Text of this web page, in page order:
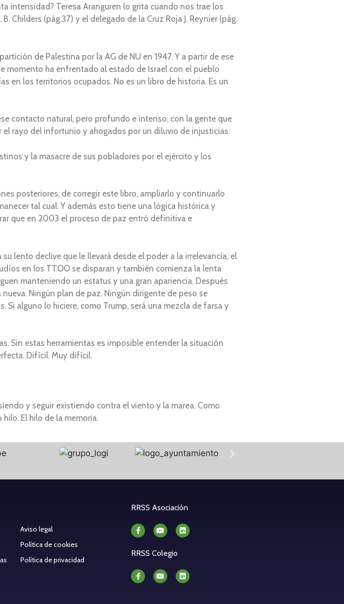
intensidad? Teresa Aranguren lo grita cuando nos trae los
(pág.37) y el delegado de la Cruz Roja J. Reynier (pág.
de Palestina por la AG de NU en 1947. Y a partir de ese
momento ha enfrentado al estado de Israel con el pueblo
en los territorios ocupados. No es un libro de historia. Es un
contacto natural, pero profundo e intenso, con la gente que
rayo del infortunio y ahogados por un diluvio de injusticias.
y la masacre de sus pobladores por el ejército y los
posteriores, de corregir este libro, ampliarlo y continuarlo
tal cual. Y además esto tiene una lógica histórica y
que en 2003 el proceso de paz entró definitiva e
lento declive que le llevará desde el poder a la irrelevancia, el
en los TTOO se disparan y también comienza la lenta
manteniendo un estatus y una gran apariencia. Después
Ningún plan de paz. Ningún dirigente de peso se
alguno lo hiciere, como Trump, será una mezcla de farsa y
Sin estas herramientas es imposible entender la situación
Difícil. Muy difícil.
y seguir existiendo contra el viento y la marea. Como
El hilo de la memoria.
Aviso legal
Política de cookies
Política de privacidad
RRSS Asociación
RRSS Colegio